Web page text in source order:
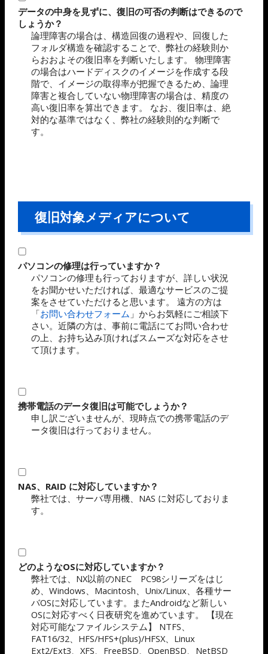
データの中身を見ずに、復旧の可否の判断はできるので
しょうか？
論理障害の場合は、構造回復の過程や、回復した
フォルダ構造を確認することで、弊社の経験則か
らおおよその復旧率を判断いたします。 物理障害
の場合はハードディスクのイメージを作成する段
階で、イメージの取得率が把握できるため、論理
障害と複合していない物理障害の場合は、精度の
高い復旧率を算出できます。 なお、復旧率は、絶
対的な基準ではなく、弊社の経験則的な判断で
す。
復旧対象メディアについて
パソコンの修理は行っていますか？
パソコンの修理も行っておりますが、詳しい状況
をお聞かせいただければ、最適なサービスのご提
案をさせていただけると思います。 遠方の方は
「お問い合わせフォーム 」からお気軽にご相談下
さい。近隣の方は、事前に電話にてお問い合わせ
の上、お持ち込み頂ければスムーズな対応をさせ
て頂けます。
携帯電話のデータ復旧は可能でしょうか？
申し訳ございませんが、現時点での携帯電話のデ
ータ復旧は行っておりません。
NAS、RAID に対応していますか？
弊社では、サーバ専用機、NAS に対応しておりま
す。
どのようなOSに対応していますか？
弊社では、NX以前のNEC PC98シリーズをはじ
め、Windows、Macintosh、Unix/Linux、各種サー
バOSに対応しています。またAndroidなど新しい
OSに対応すべく日夜研究を進めています。 【現在
対応可能なファイルシステム】 NTFS、
FAT16/32、HFS/HFS+(plus)/HFSX、Linux
Ext2/Ext3、XFS、FreeBSD、OpenBSD、NetBSD